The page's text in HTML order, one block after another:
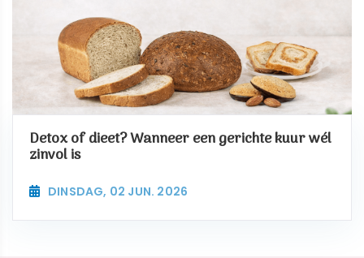
Detox of dieet? Wanneer een gerichte kuur wél
zinvol is
DINSDAG, 02 JUN. 2026